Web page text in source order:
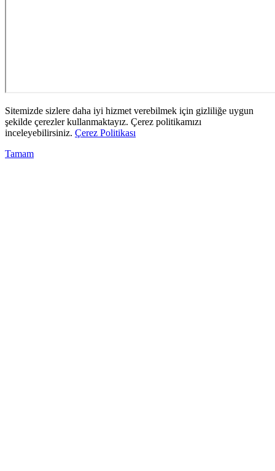
Sitemizde sizlere daha iyi hizmet verebilmek için gizliliğe uygun
şekilde çerezler kullanmaktayız. Çerez politikamızı
inceleyebilirsiniz. Çerez Politikası
Tamam